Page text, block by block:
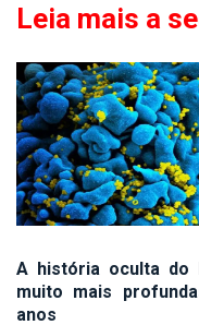
Leia mais a
A história oculta do
muito mais
anos